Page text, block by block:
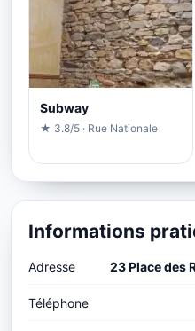
Subway
★ 3.8/5 · Rue Nationale
Informations
Adresse 23 Place des
Téléphone